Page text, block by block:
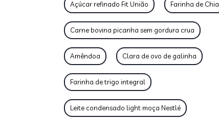
Açúcar refinado Fit União Farinha de Chia
Carne bovina picanha sem gordura crua
Amêndoa Clara de ovo de galinha
Farinha de trigo integral
Leite condensado light moça Nestlé